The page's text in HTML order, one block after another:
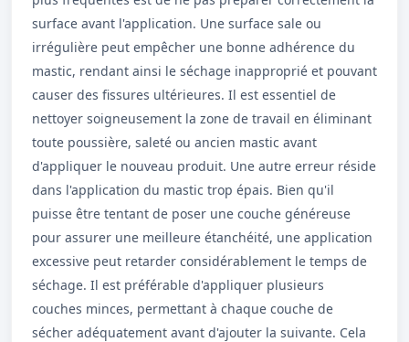
surface avant l'application. Une surface sale ou
irrégulière peut empêcher une bonne adhérence du
mastic, rendant ainsi le séchage inapproprié et pouvant
causer des fissures ultérieures. Il est essentiel de
nettoyer soigneusement la zone de travail en éliminant
toute poussière, saleté ou ancien mastic avant
d'appliquer le nouveau produit. Une autre erreur réside
dans l'application du mastic trop épais. Bien qu'il
puisse être tentant de poser une couche généreuse
pour assurer une meilleure étanchéité, une application
excessive peut retarder considérablement le temps de
séchage. Il est préférable d'appliquer plusieurs
couches minces, permettant à chaque couche de
sécher adéquatement avant d'ajouter la suivante. Cela